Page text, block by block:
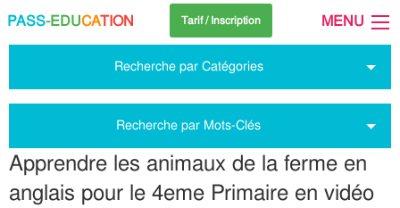
PASS-EDUCATION Tarif / Inscription MENU
Recherche par Catégories
Recherche par Mots-Clés
Apprendre les animaux de la ferme en
anglais pour le 4eme Primaire en vidéo